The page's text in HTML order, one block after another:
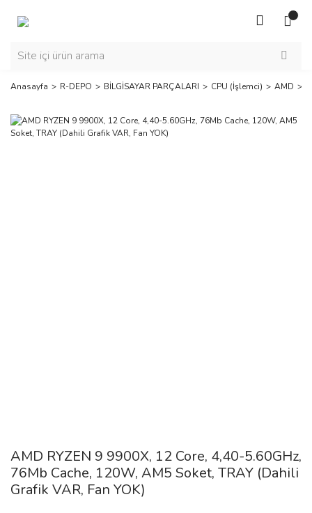
Anasayfa R-DEPO BİLGİSAYAR PARÇALARI CPU (İşlemci) AMD
AMD RYZEN 9 9900X, 12 Core, 4,40-5.60GHz,
76Mb Cache, 120W, AM5 Soket, TRAY (Dahili
Grafik VAR, Fan YOK)